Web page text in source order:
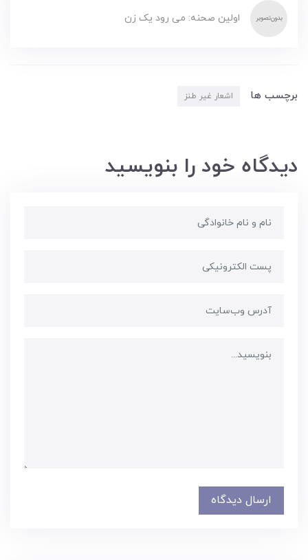
اولین صحنه: می رود یک زن
برچسب ها اشعار غیر طنز
دیدگاه خود را بنویسید
ارسال دیدگاه